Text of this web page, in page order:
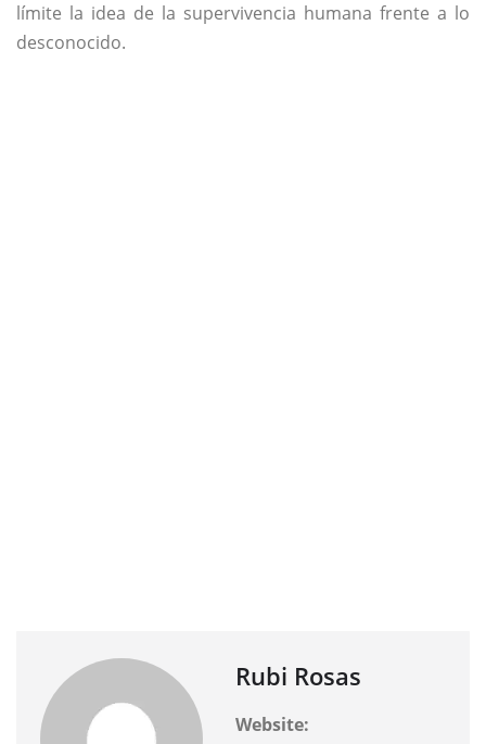
límite la idea de la supervivencia humana frente a lo
desconocido.
Rubi Rosas
Website: